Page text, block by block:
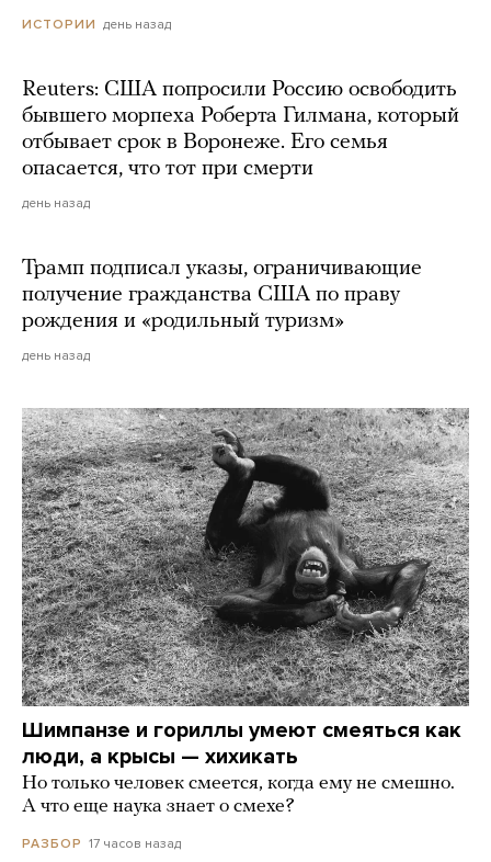
ИСТОРИИ день назад
Reuters: США попросили Россию освободить
бывшего морпеха Роберта Гилмана, который
отбывает срок в Воронеже. Его семья
опасается, что тот при смерти
день назад
Трамп подписал указы, ограничивающие
получение гражданства США по праву
рождения и «родильный туризм»
день назад
Шимпанзе и гориллы умеют смеяться как
люди, а крысы — хихикать
Но только человек смеется, когда ему не смешно.
А что еще наука знает о смехе?
РАЗБОР 17 часов назад